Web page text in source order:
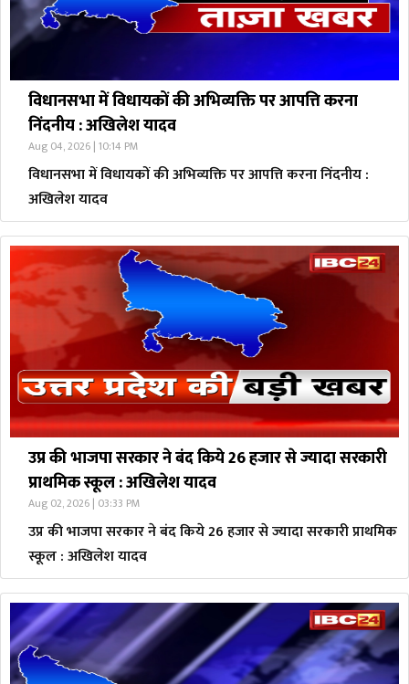
विधानसभा में विधायकों की अभिव्यक्ति पर आपत्ति करना
निंदनीय : अखिलेश यादव
Aug 04, 2026 | 10:14 PM
विधानसभा में विधायकों की अभिव्यक्ति पर आपत्ति करना निंदनीय :
अखिलेश यादव
उप्र की भाजपा सरकार ने बंद किये 26 हजार से ज्यादा सरकारी
प्राथमिक स्कूल : अखिलेश यादव
Aug 02, 2026 | 03:33 PM
उप्र की भाजपा सरकार ने बंद किये 26 हजार से ज्यादा सरकारी प्राथमिक
स्कूल : अखिलेश यादव